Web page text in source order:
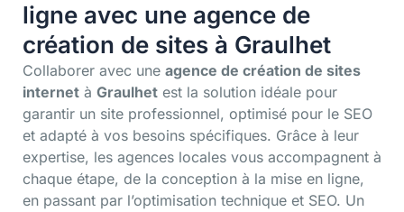
ligne avec une agence de
création de sites à Graulhet
Collaborer avec une agence de création de sites
internet à Graulhet est la solution idéale pour
garantir un site professionnel, optimisé pour le SEO
et adapté à vos besoins spécifiques. Grâce à leur
expertise, les agences locales vous accompagnent à
chaque étape, de la conception à la mise en ligne,
en passant par l’optimisation technique et SEO. Un